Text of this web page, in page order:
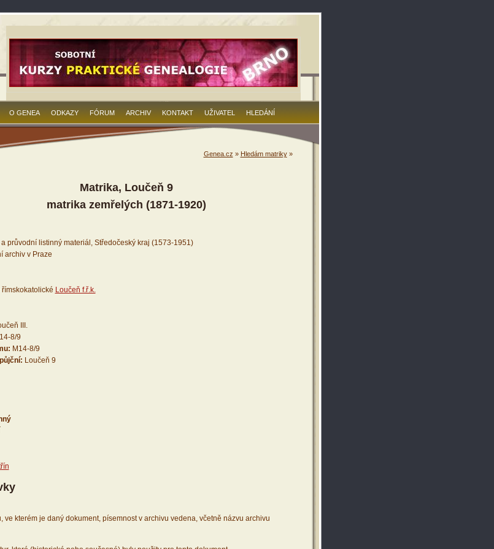
O GENEA ODKAZY FÓRUM ARCHIV KONTAKT UŽIVATEL HLEDÁNÍ
Genea.cz » Hledám matriky»
Matrika, Loučeň 9
matrika zemřelých (1871-1920)
průvodní listinný materiál, Středočeský kraj (1573-1951)
archiv v Praze
Loučeň f.ř.k.
III.
8/9
M14-8/9
Loučeň 9
ve kterém je daný dokument, písemnost v archivu vedena, včetně názvu archivu